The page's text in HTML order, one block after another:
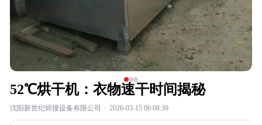
52℃烘干机：衣物速干时间揭秘
沈阳新世纪焊接设备有限公司 · 2026-03-15 06:08:39